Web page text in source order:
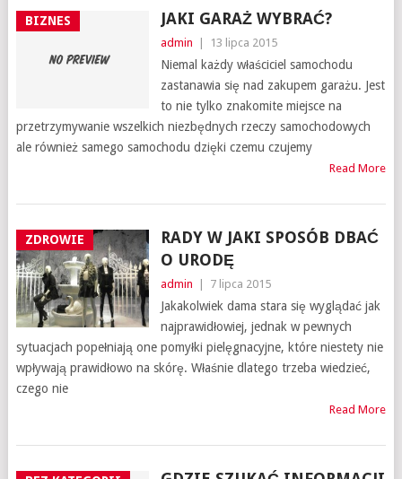
BIZNES JAKI GARAŻ WYBRAĆ?
admin 13 lipca 2015
Niemal każdy właściciel samochodu
zastanawia się nad zakupem garażu. Jest
to nie tylko znakomite miejsce na
przetrzymywanie wszelkich niezbędnych rzeczy samochodowych
ale również samego samochodu dzięki czemu czujemy
Read More
ZDROWIE
RADY W JAKI SPOSÓB DBAĆ
O URODĘ
admin 7 lipca 2015
Jakakolwiek dama stara się wyglądać jak
najprawidłowiej, jednak w pewnych
sytuacjach popełniają one pomyłki pielęgnacyjne, które niestety nie
wpływają prawidłowo na skórę. Właśnie dlatego trzeba wiedzieć,
czego nie
Read More